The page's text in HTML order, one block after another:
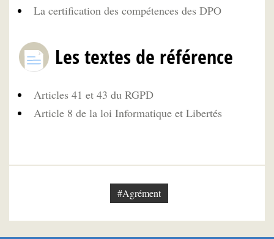
La certification des compétences des DPO
Les textes de référence
Articles 41 et 43 du RGPD
Article 8 de la loi Informatique et Libertés
#Agrément